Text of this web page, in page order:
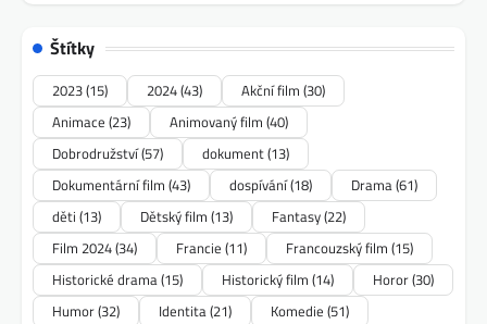
Štítky
2023(15) 2024(43) Akční film (30)
Animace (23) Animovaný film (40)
Dobrodružství(57) dokument(13)
Dokumentární film (43) dospívání(18) Drama(61)
děti (13) Dětský film (13) Fantasy(22)
Film 2024(34) Francie (11) Francouzský film (15)
Historické drama(15) Historický film (14) Horor(30)
Humor(32) Identita(21) Komedie (51)